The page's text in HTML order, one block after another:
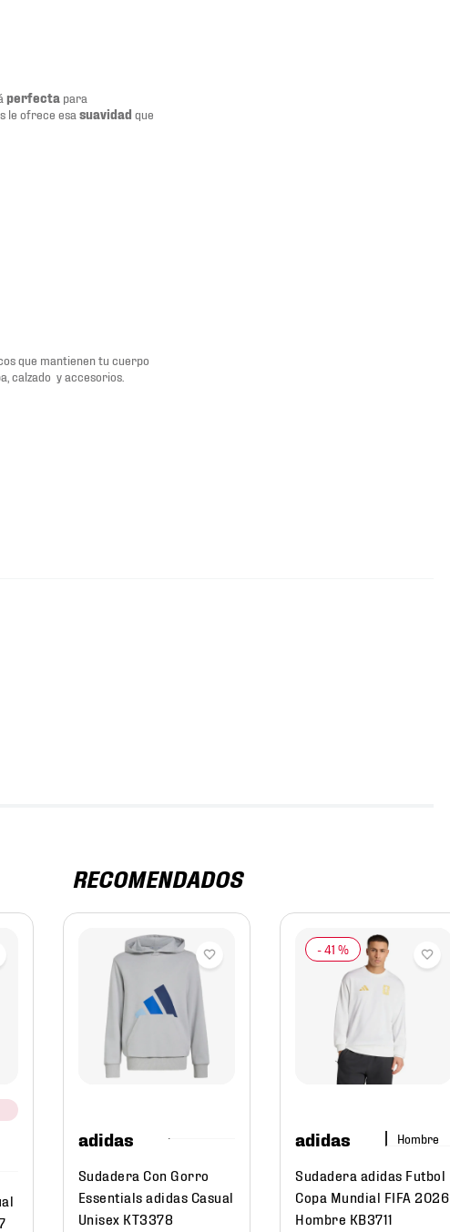
perfecta para
le ofrece esa suavidad que
que mantienen tu cuerpo
calzado y accesorios.
RECOMENDADOS
adidas
Sudadera Con Gorro
Essentials adidas Casual
Unisex KT3378
-41 %
adidas Hombre
Sudadera adidas Futbol
Copa Mundial FIFA 2026
Hombre KB3711